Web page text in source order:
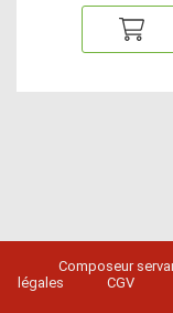
Composeur
légales
CGV